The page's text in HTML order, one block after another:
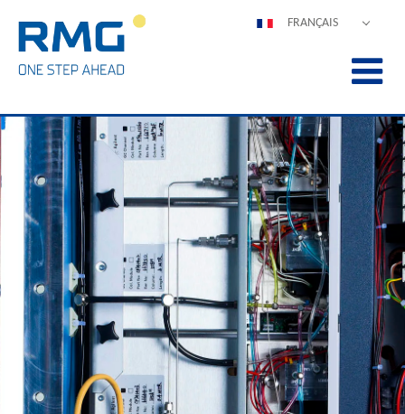
POLSKI
FRANÇAIS
ITALIANO
中文
PORTUGUÊS